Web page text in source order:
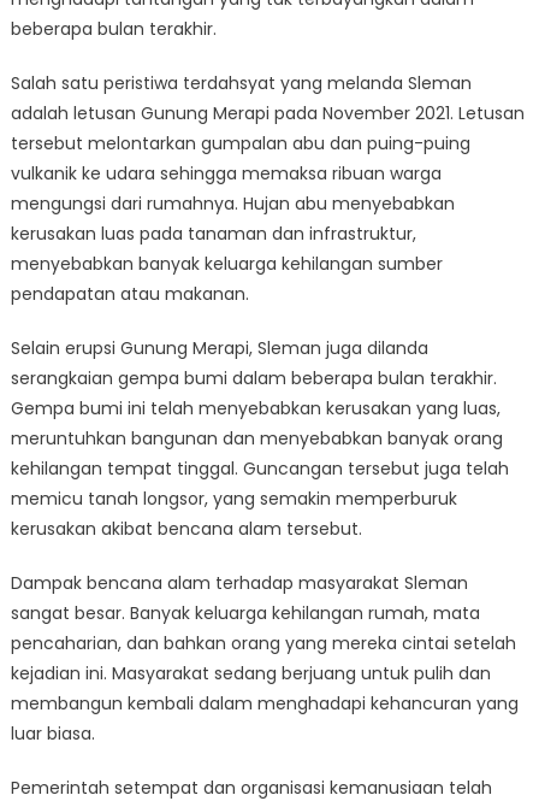
beberapa bulan terakhir.
Salah satu peristiwa terdahsyat yang melanda Sleman
adalah letusan Gunung Merapi pada November 2021. Letusan
tersebut melontarkan gumpalan abu dan puing-puing
vulkanik ke udara sehingga memaksa ribuan warga
mengungsi dari rumahnya. Hujan abu menyebabkan
kerusakan luas pada tanaman dan infrastruktur,
menyebabkan banyak keluarga kehilangan sumber
pendapatan atau makanan.
Selain erupsi Gunung Merapi, Sleman juga dilanda
serangkaian gempa bumi dalam beberapa bulan terakhir.
Gempa bumi ini telah menyebabkan kerusakan yang luas,
meruntuhkan bangunan dan menyebabkan banyak orang
kehilangan tempat tinggal. Guncangan tersebut juga telah
memicu tanah longsor, yang semakin memperburuk
kerusakan akibat bencana alam tersebut.
Dampak bencana alam terhadap masyarakat Sleman
sangat besar. Banyak keluarga kehilangan rumah, mata
pencaharian, dan bahkan orang yang mereka cintai setelah
kejadian ini. Masyarakat sedang berjuang untuk pulih dan
membangun kembali dalam menghadapi kehancuran yang
luar biasa.
Pemerintah setempat dan organisasi kemanusiaan telah